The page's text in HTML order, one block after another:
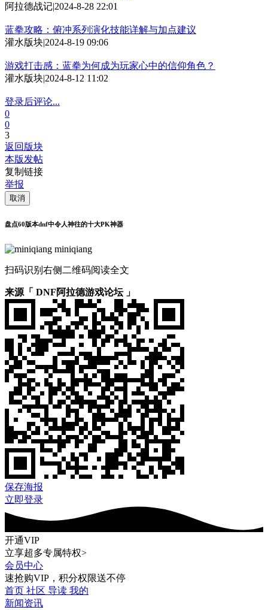
阿拉德战记|2024-8-28 22:01
蓝拳攻略：俯冲系列演化技能详解与加点建议
灌水版块|2024-8-19 09:06
游戏打击感：蓝拳为何成为玩家心中的信仰角色？
灌水版块|2024-8-12 11:02
登录后评论...
0
0
3
返回版块
本版发帖
复制链接
举报
取消
盘点60版本dnf中令人神往的十大PK神器
miniqiang
扫码识别右侧二维码阅读全文
来源「 DNF阿拉德游戏论坛 」
保存海报
立即登录
开通VIP
立享超多专属特权>
会员中心
速抢购VIP，积分权限送不停
首页 社区 导读 我的
新闻资讯